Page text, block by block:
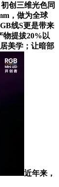
创三维光色同
，做为全球
线S更是带来
物提拔20%以
美学；让暗部
近年来，